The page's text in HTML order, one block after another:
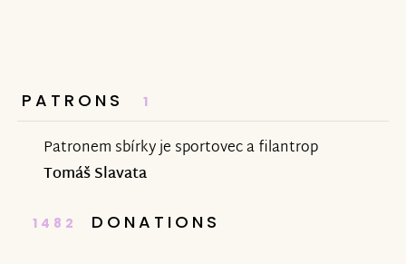
PATRONS 1
Patronem sbírky je sportovec a filantrop
Tomáš Slavata
1482 DONATIONS